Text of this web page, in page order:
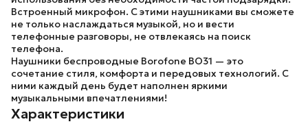
Встроенный микрофон. С этими наушниками вы сможете
не только наслаждаться музыкой, но и вести
телефонные разговоры, не отвлекаясь на поиск
телефона.
Наушники беспроводные Borofone BO31 — это
сочетание стиля, комфорта и передовых технологий. С
ними каждый день будет наполнен яркими
музыкальными впечатлениями!
Характеристики